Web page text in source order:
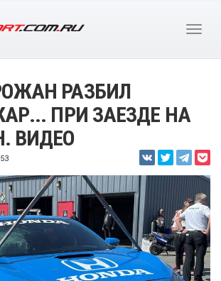
РАЗБИЛ
ПРИ ЗАЕЗДЕ НА
ВИДЕО